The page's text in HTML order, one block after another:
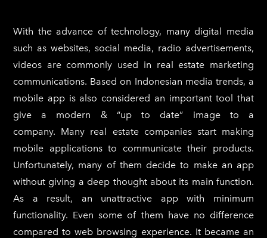
With the advance of technology, many digital media
such as websites, social media, radio advertisements,
videos are commonly used in real estate marketing
communications. Based on Indonesian media trends, a
mobile app is also considered an important tool that
give a modern & “up to date” image to a
company. Many real estate companies start making
mobile applications to communicate their products.
Unfortunately, many of them decide to make an app
without giving a deep thought about its main function.
As a result, an unattractive app with minimum
functionality. Even some of them have no difference
compared to web browsing experience. It became an